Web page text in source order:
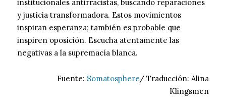
institucionales antirracistas, buscando reparaciones
y justicia transformadora. Estos movimientos
inspiran esperanza; también es probable que
inspiren oposición. Escucha atentamente las
negativas a la supremacía blanca.
Fuente: Somatosphere/ Traducción: Alina
Klingsmen